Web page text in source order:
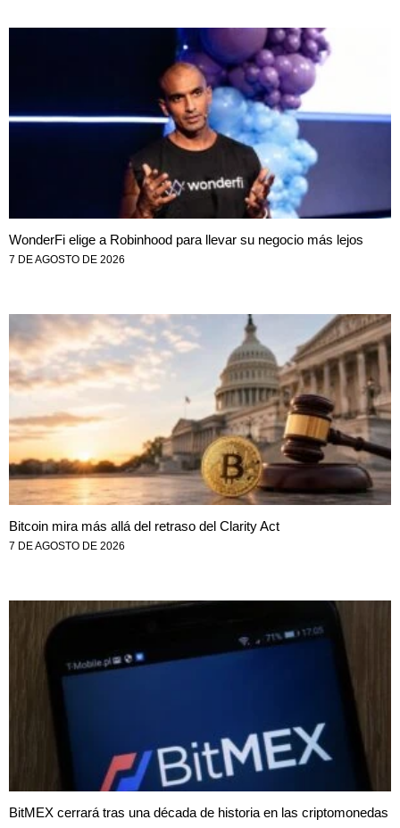
WonderFi elige a Robinhood para llevar su negocio más lejos
7 DE AGOSTO DE 2026
Bitcoin mira más allá del retraso del Clarity Act
7 DE AGOSTO DE 2026
BitMEX cerrará tras una década de historia en las criptomonedas